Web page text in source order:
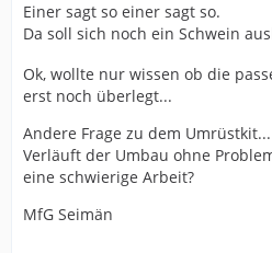
Einer sagt so einer sagt so.
Da soll sich noch ein Schwein
Ok, wollte nur wissen ob die
erst noch überlegt...
Andere Frage zu dem Umrüstkit...
Verläuft der Umbau ohne
eine schwierige Arbeit?
MfG Seimän